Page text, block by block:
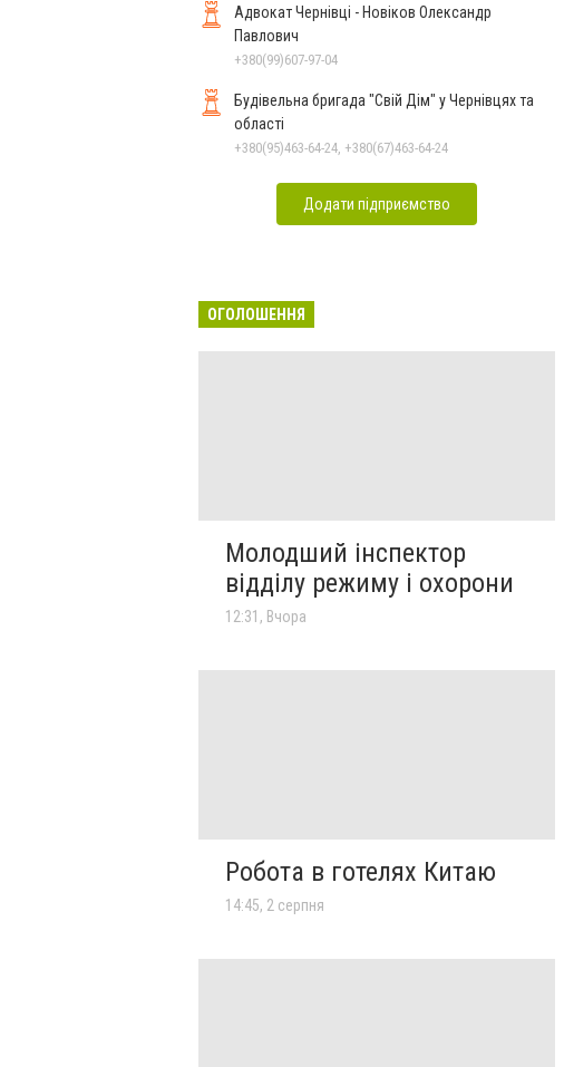
Адвокат Чернівці - Новіков Олександр
Павлович
+380(99)607-97-04
Будівельна бригада "Свій Дім" у Чернівцях та
області
+380(95)463-64-24, +380(67)463-64-24
Додати підприємство
ОГОЛОШЕННЯ
Молодший інспектор
відділу режиму і охорони
12:31, Вчора
Робота в готелях Китаю
14:45, 2 серпня